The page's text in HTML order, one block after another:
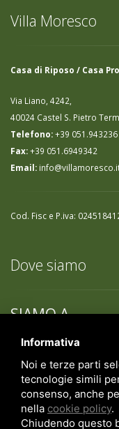
Villa Moresco
Casa di Riposo / Casa
Via Liano, 4242,
40024 Castel S. Pietro
Telefono:+39 051.943236
Fax:+39 051.6949342
Email:
Cod. Fisc e P.iva:
Dove siamo
SIAMO A
BOLOGNA!
SCOPRI COME
Informativa
Noi e terze parti
tecnologie simili
consenso, anche
nella cookie policy.
Chiudendo questo